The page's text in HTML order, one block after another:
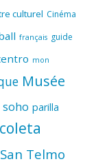
culturel Cinéma
français guide
mon
Musée
parilla
San Telmo